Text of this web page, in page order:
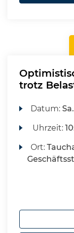
trotz
Datum:Sa.
Uhrzeit:
Ort: